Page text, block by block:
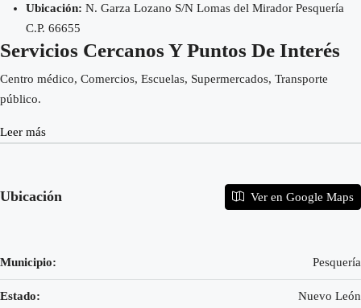
Ubicación: N. Garza Lozano S/N Lomas del Mirador Pesquería
C.P. 66655
Servicios Cercanos Y Puntos De Interés
Centro médico, Comercios, Escuelas, Supermercados, Transporte
público.
Leer más
Ubicación Ver en Google Maps
Municipio: Pesquería
Estado: Nuevo León